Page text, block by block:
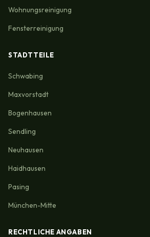
Wohnungsreinigung
Fensterreinigung
STADTTEILE
Schwabing
Maxvorstadt
Bogenhausen
Sendling
Neuhausen
Haidhausen
Pasing
München-Mitte
RECHTLICHE ANGABEN